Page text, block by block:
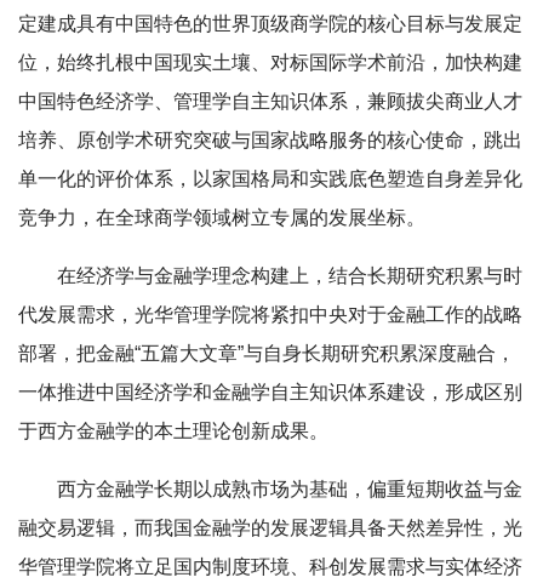
定建成具有中国特色的世界顶级商学院的核心目标与发展定
位，始终扎根中国现实土壤、对标国际学术前沿，加快构建
中国特色经济学、管理学自主知识体系，兼顾拔尖商业人才
培养、原创学术研究突破与国家战略服务的核心使命，跳出
单一化的评价体系，以家国格局和实践底色塑造自身差异化
竞争力，在全球商学领域树立专属的发展坐标。
在经济学与金融学理念构建上，结合长期研究积累与时
代发展需求，光华管理学院将紧扣中央对于金融工作的战略
部署，把金融“五篇大文章”与自身长期研究积累深度融合，
一体推进中国经济学和金融学自主知识体系建设，形成区别
于西方金融学的本土理论创新成果。
西方金融学长期以成熟市场为基础，偏重短期收益与金
融交易逻辑，而我国金融学的发展逻辑具备天然差异性，光
华管理学院将立足国内制度环境、科创发展需求与实体经济